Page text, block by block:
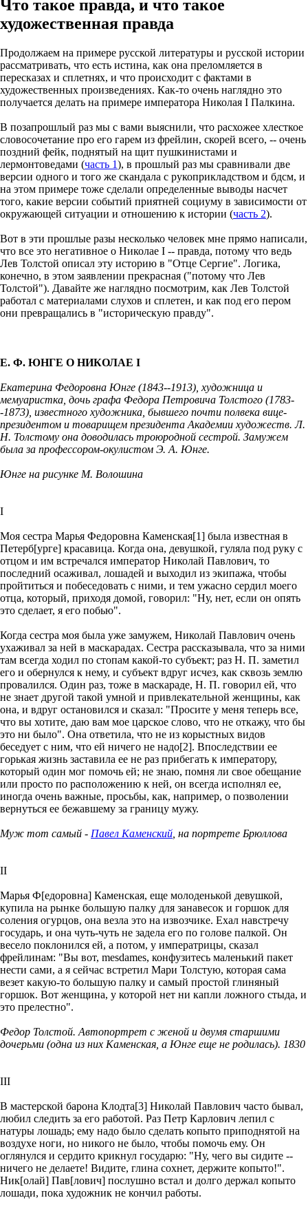
Что такое правда, и что такое
художественная правда
Продолжаем на примере русской литературы и русской истории
рассматривать, что есть истина, как она преломляется в
пересказах и сплетнях, и что происходит с фактами в
художественных произведениях. Как-то очень наглядно это
получается делать на примере императора Николая I Палкина.
В позапрошлый раз мы с вами выяснили, что расхожее хлесткое
словосочетание про его гарем из фрейлин, скорей всего, -- очень
поздний фейк, поднятый на щит пушкинистами и
лермонтоведами (часть 1), в прошлый раз мы сравнивали две
версии одного и того же скандала с рукоприкладством и бдсм, и
на этом примере тоже сделали определенные выводы насчет
того, какие версии событий приятней социуму в зависимости от
окружающей ситуации и отношению к истории (часть 2).
Вот в эти прошлые разы несколько человек мне прямо написали,
что все это негативное о Николае I -- правда, потому что ведь
Лев Толстой описал эту историю в "Отце Сергие". Логика,
конечно, в этом заявлении прекрасная ("потому что Лев
Толстой"). Давайте же наглядно посмотрим, как Лев Толстой
работал с материалами слухов и сплетен, и как под его пером
они превращались в "историческую правду".
Е. Ф. ЮНГЕ О НИКОЛАЕ I
Екатерина Федоровна Юнге (1843--1913), художница и
мемуаристка, дочь графа Федора Петровича Толстого (1783-
-1873), известного художника, бывшего почти полвека вице-
президентом и товарищем президента Академии художеств. Л.
Н. Толстому она доводилась троюродной сестрой. Замужем
была за профессором-окулистом Э. А. Юнге.
Юнге на рисунке М. Волошина
I
Моя сестра Марья Федоровна Каменская[1] была известная в
Петерб[урге] красавица. Когда она, девушкой, гуляла под руку с
отцом и им встречался император Николай Павлович, то
последний осаживал, лошадей и выходил из экипажа, чтобы
пройтиться и побеседовать с ними, и тем ужасно сердил моего
отца, который, приходя домой, говорил: "Ну, нет, если он опять
это сделает, я его побью".
Когда сестра моя была уже замужем, Николай Павлович очень
ухаживал за ней в маскарадах. Сестра рассказывала, что за ними
там всегда ходил по стопам какой-то субъект; раз Н. П. заметил
его и обернулся к нему, и субъект вдруг исчез, как сквозь землю
провалился. Один раз, тоже в маскараде, Н. П. говорил ей, что
не знает другой такой умной и привлекательной женщины, как
она, и вдруг остановился и сказал: "Просите у меня теперь все,
что вы хотите, даю вам мое царское слово, что не откажу, что бы
это ни было". Она ответила, что не из корыстных видов
беседует с ним, что ей ничего не надо[2]. Впоследствии ее
горькая жизнь заставила ее не раз прибегать к императору,
который один мог помочь ей; не знаю, помня ли свое обещание
или просто по расположению к ней, он всегда исполнял ее,
иногда очень важные, просьбы, как, например, о позволении
вернуться ее бежавшему за границу мужу.
Муж тот самый - Павел Каменский , на портрете Брюллова
II
Марья Ф[едоровна] Каменская, еще молоденькой девушкой,
купила на рынке большую палку для занавесок и горшок для
соления огурцов, она везла это на извозчике. Ехал навстречу
государь, и она чуть-чуть не задела его по голове палкой. Он
весело поклонился ей, а потом, у императрицы, сказал
фрейлинам: "Вы вот, mesdames, конфузитесь маленький пакет
нести сами, а я сейчас встретил Мари Толстую, которая сама
везет какую-то большую палку и самый простой глиняный
горшок. Вот женщина, у которой нет ни капли ложного стыда, и
это прелестно".
Федор Толстой. Автопортрет с женой и двумя старшими
дочерьми (одна из них Каменская, а Юнге еще не родилась). 1830
III
В мастерской барона Клодта[3] Николай Павлович часто бывал,
любил следить за его работой. Раз Петр Карлович лепил с
натуры лошадь; ему надо было сделать копыто приподнятой на
воздухе ноги, но никого не было, чтобы помочь ему. Он
оглянулся и сердито крикнул государю: "Ну, чего вы сидите --
ничего не делаете! Видите, глина сохнет, держите копыто!".
Ник[олай] Пав[лович] послушно встал и долго держал копыто
лошади, пока художник не кончил работы.